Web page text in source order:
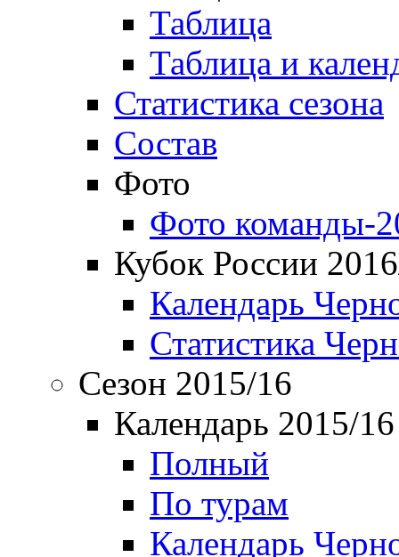
Таблица
Таблица и
Статистика сезона
Состав
Фото
Фото команды-
Кубок России
Календарь
Статистика
Сезон 2015/16
Календарь 2015/16
Полный
По турам
Календарь